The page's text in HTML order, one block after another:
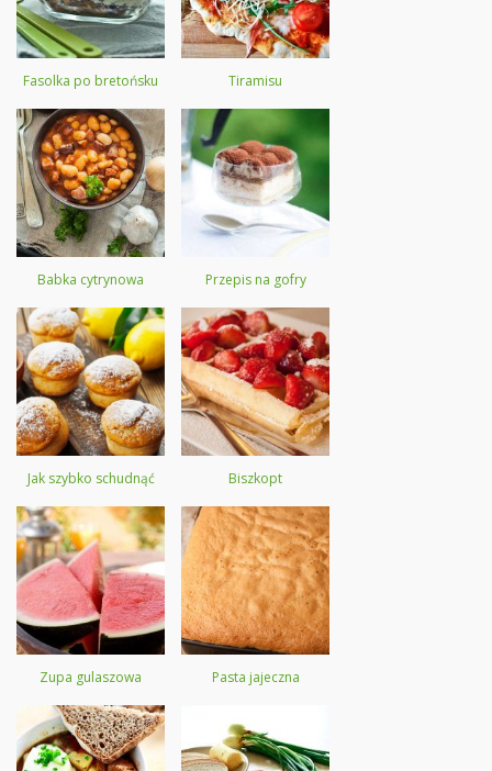
Fasolka po bretońsku Tiramisu
Babka cytrynowa Przepis na gofry
Jak szybko schudnąć Biszkopt
Zupa gulaszowa Pasta jajeczna